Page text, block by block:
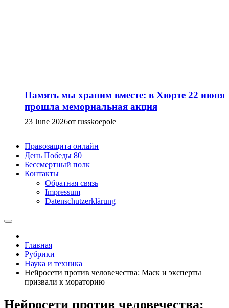
Память мы храним вместе: в Хюрте 22 июня
прошла мемориальная акция
23 June 2026от russkoepole
Правозащита онлайн
День Победы 80
Бессмертный полк
Контакты
Обратная связь
Impressum
Datenschutzerklärung
Главная
Рубрики
Наука и техника
Нейросети против человечества: Маск и эксперты
призвали к мораторию
Нейросети против человечества: